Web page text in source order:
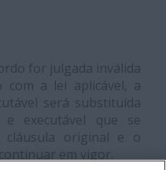
for julgada inválida
com a lei aplicável, a
será substituída
executável que se
cláusula original e o
em vigor.